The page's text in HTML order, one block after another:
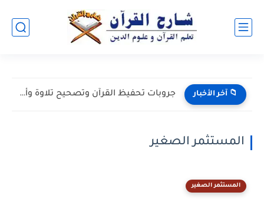
📁 آخر الأخبار جروبات تحفيظ القرآن وتصحيح تلاوة وأحكام تجويد بالقراءات وسيرة اون...
المستثمر الصغير
المستثمر الصغير